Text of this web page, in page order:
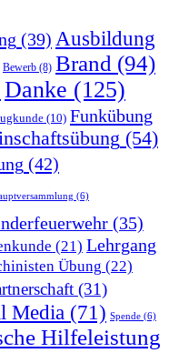
(39) Ausbildung
Bewerb (8) Brand (94)
Danke (125)
(10) Funkübung
(54)
(42)
(6)
(35)
(21) Lehrgang
Übung (22)
(31)
Media (71) Spende (6)
Hilfeleistung